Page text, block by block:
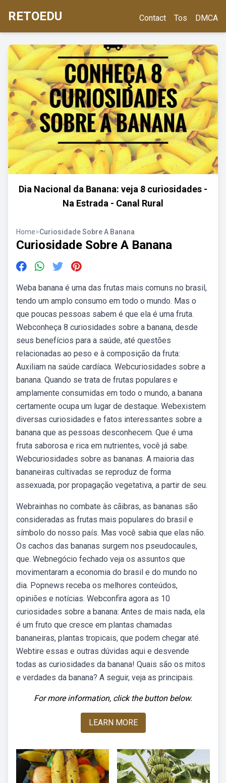
RETOEDU Contact Tos DMCA
Dia Nacional da Banana: veja 8 curiosidades -
Na Estrada - Canal Rural
Home>Curiosidade Sobre A Banana
Curiosidade Sobre A Banana
Weba banana é uma das frutas mais comuns no brasil,
tendo um amplo consumo em todo o mundo. Mas o
que poucas pessoas sabem é que ela é uma fruta.
Webconheça 8 curiosidades sobre a banana, desde
seus benefícios para a saúde, até questões
relacionadas ao peso e à composição da fruta:
Auxiliam na saúde cardíaca. Webcuriosidades sobre a
banana. Quando se trata de frutas populares e
amplamente consumidas em todo o mundo, a banana
certamente ocupa um lugar de destaque. Webexistem
diversas curiosidades e fatos interessantes sobre a
banana que as pessoas desconhecem. Que é uma
fruta saborosa e rica em nutrientes, você já sabe.
Webcuriosidades sobre as bananas. A maioria das
bananeiras cultivadas se reproduz de forma
assexuada, por propagação vegetativa, a partir de seu.
Webrainhas no combate às cãibras, as bananas são
consideradas as frutas mais populares do brasil e
símbolo do nosso país. Mas você sabia que elas não.
Os cachos das bananas surgem nos pseudocaules,
que. Webnegócio fechado veja os assuntos que
movimentaram a economia do brasil e do mundo no
dia. Popnews receba os melhores conteúdos,
opiniões e notícias. Webconfira agora as 10
curiosidades sobre a banana: Antes de mais nada, ela
é um fruto que cresce em plantas chamadas
bananeiras, plantas tropicais, que podem chegar até.
Webtire essas e outras dúvidas aqui e desvende
todas as curiosidades da banana! Quais são os mitos
e verdades da banana? A seguir, veja as principais.
For more information, click the button below.
LEARN MORE